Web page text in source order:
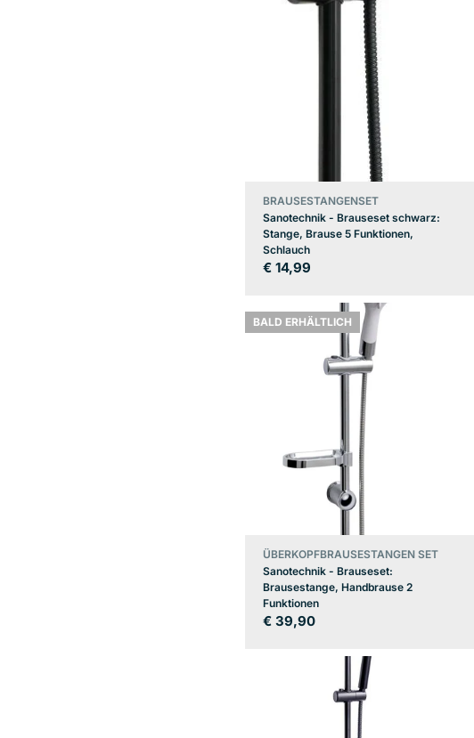
BRAUSESTANGENSET
Sanotechnik - Brauseset schwarz:
Stange, Brause 5 Funktionen,
Schlauch
Regulärer
€ 14,99
BALD ERHÄLTLICH
ÜBERKOPFBRAUSESTANGEN SET
Sanotechnik - Brauseset:
Brausestange, Handbrause 2
Funktionen
Regulärer
€ 39,90